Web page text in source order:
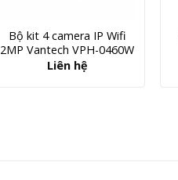
Bộ kit 4 camera IP Wifi
2MP Vantech VPH-0460W
Liên hệ